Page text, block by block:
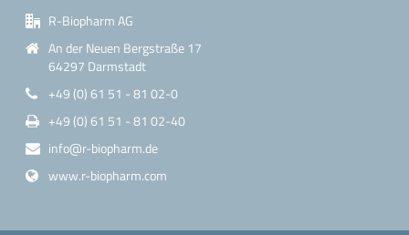
R-Biopharm AG
An der Neuen Bergstraße 17
64297 Darmstadt
+49 (0) 61 51 - 81 02-0
+49 (0) 61 51 - 81 02-40
info@r-biopharm.de
www.r-biopharm.com